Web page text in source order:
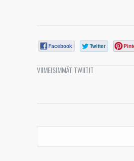
Facebook Twitter
VIIMEISIMMÄT TWIITIT